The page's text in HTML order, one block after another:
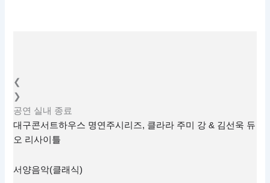
❮
❯
공연 실내 종료
대구콘서트하우스 명연주시리즈, 클라라 주미 강 & 김선욱 듀
오 리사이틀
서양음악(클래식)